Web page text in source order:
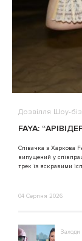
Дозвілля Шоу-
FAYA:
Співачка з Харкова
випущений у
трек із яскравими
04 Серпня 2026
Заходи